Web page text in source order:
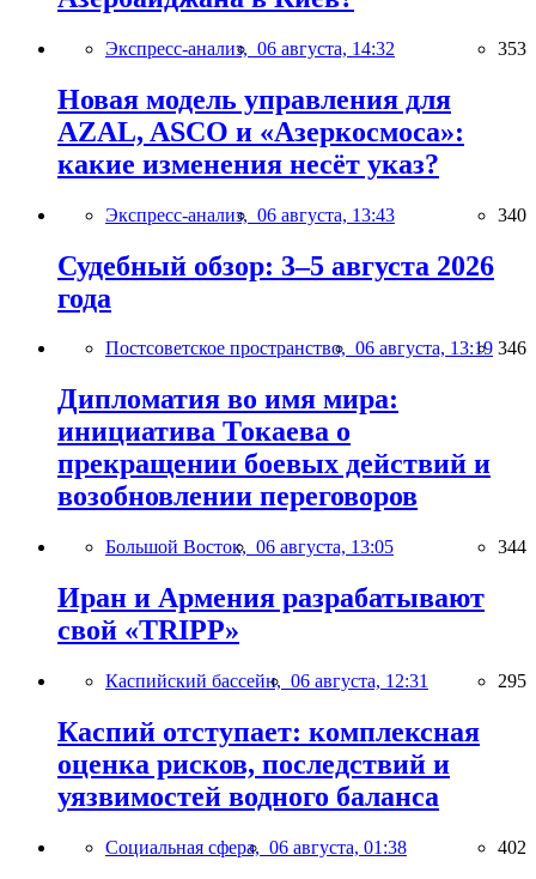
Экспресс-анализ, 06 августа, 14:32 353
Новая модель управления для
AZAL, ASCO и «Азеркосмоса»:
какие изменения несёт указ?
Экспресс-анализ, 06 августа, 13:43 340
Судебный обзор: 3–5 августа 2026
года
Постсоветское пространство, 06 августа, 13:19 346
Дипломатия во имя мира:
инициатива Токаева о
прекращении боевых действий и
возобновлении переговоров
Большой Восток, 06 августа, 13:05 344
Иран и Армения разрабатывают
свой «TRIPP»
Каспийский бассейн, 06 августа, 12:31 295
Каспий отступает: комплексная
оценка рисков, последствий и
уязвимостей водного баланса
Социальная сфера, 06 августа, 01:38 402